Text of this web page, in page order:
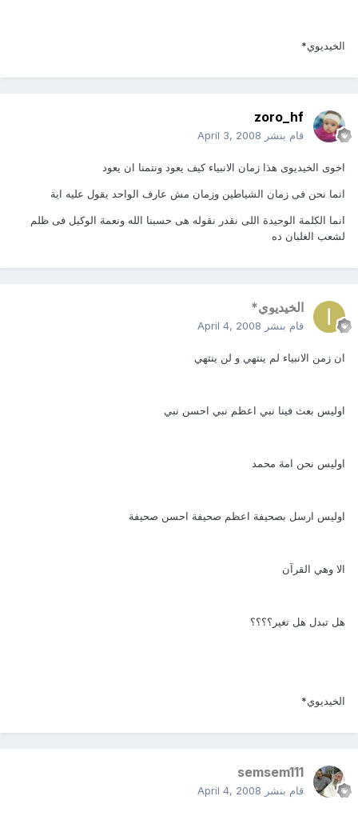
الخيديوي*
zoro_hf
قام بنشر April 3, 2008
اخوى الخيديوى هذا زمان الانبياء كيف يعود ونتمنا ان يعود
انما نحن فى زمان الشياطين وزمان مش عارف الواحد يقول عليه اية
انما الكلمة الوحيدة اللى نقدر نقوله هى حسبنا الله ونعمة الوكيل فى ظلم
لشعب الغلبان ده
الخيديوي*
قام بنشر April 4, 2008
ان زمن الانبياء لم ينتهي و لن ينتهي
اوليس بعث فينا نبي اعظم نبي احسن نبي
اوليس نحن امة محمد
اوليس ارسل بصحيفة اعظم صحيفة احسن صحيفة
الا وهي القرآن
هل تبدل هل تغير؟؟؟؟
الخيديوي*
semsem111
قام بنشر April 4, 2008